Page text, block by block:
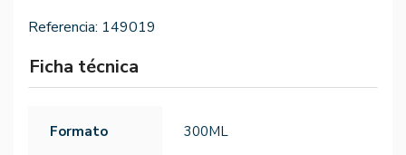
Referencia: 149019
Ficha técnica
Formato 300ML